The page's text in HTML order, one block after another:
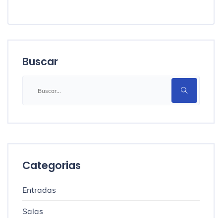
Buscar
Categorias
Entradas
Salas